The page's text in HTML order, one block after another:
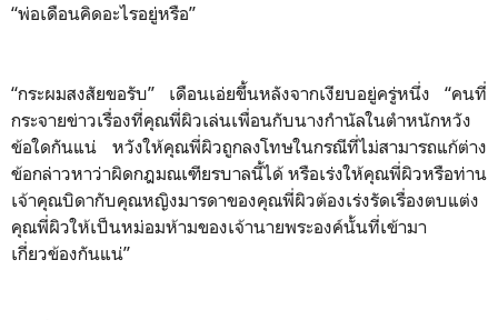
“พ่อเดือนคิดอะไรอยู่หรือ”
“กระผมสงสัยขอรับ” เดือนเอ่ยขึ้นหลังจากเงียบอยู่ครู่หนึ่ง “คนที่
กระจายข่าวเรื่องที่คุณพี่ผิวเล่นเพื่อนกับนางกำนัลในตำหนักหวัง
ข้อใดกันแน่ หวังให้คุณพี่ผิวถูกลงโทษในกรณีที่ไม่สามารถแก้ต่าง
ข้อกล่าวหาว่าผิดกฎมณเฑียรบาลนี้ได้ หรือเร่งให้คุณพี่ผิวหรือท่าน
เจ้าคุณบิดากับคุณหญิงมารดาของคุณพี่ผิวต้องเร่งรัดเรื่องตบแต่ง
คุณพี่ผิวให้เป็นหม่อมห้ามของเจ้านายพระองค์นั้นที่เข้ามา
เกี่ยวข้องกันแน่”